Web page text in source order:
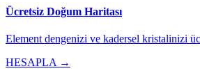
Ücretsiz Doğum Haritası
Element dengenizi ve kadersel kristalinizi
HESAPLA →